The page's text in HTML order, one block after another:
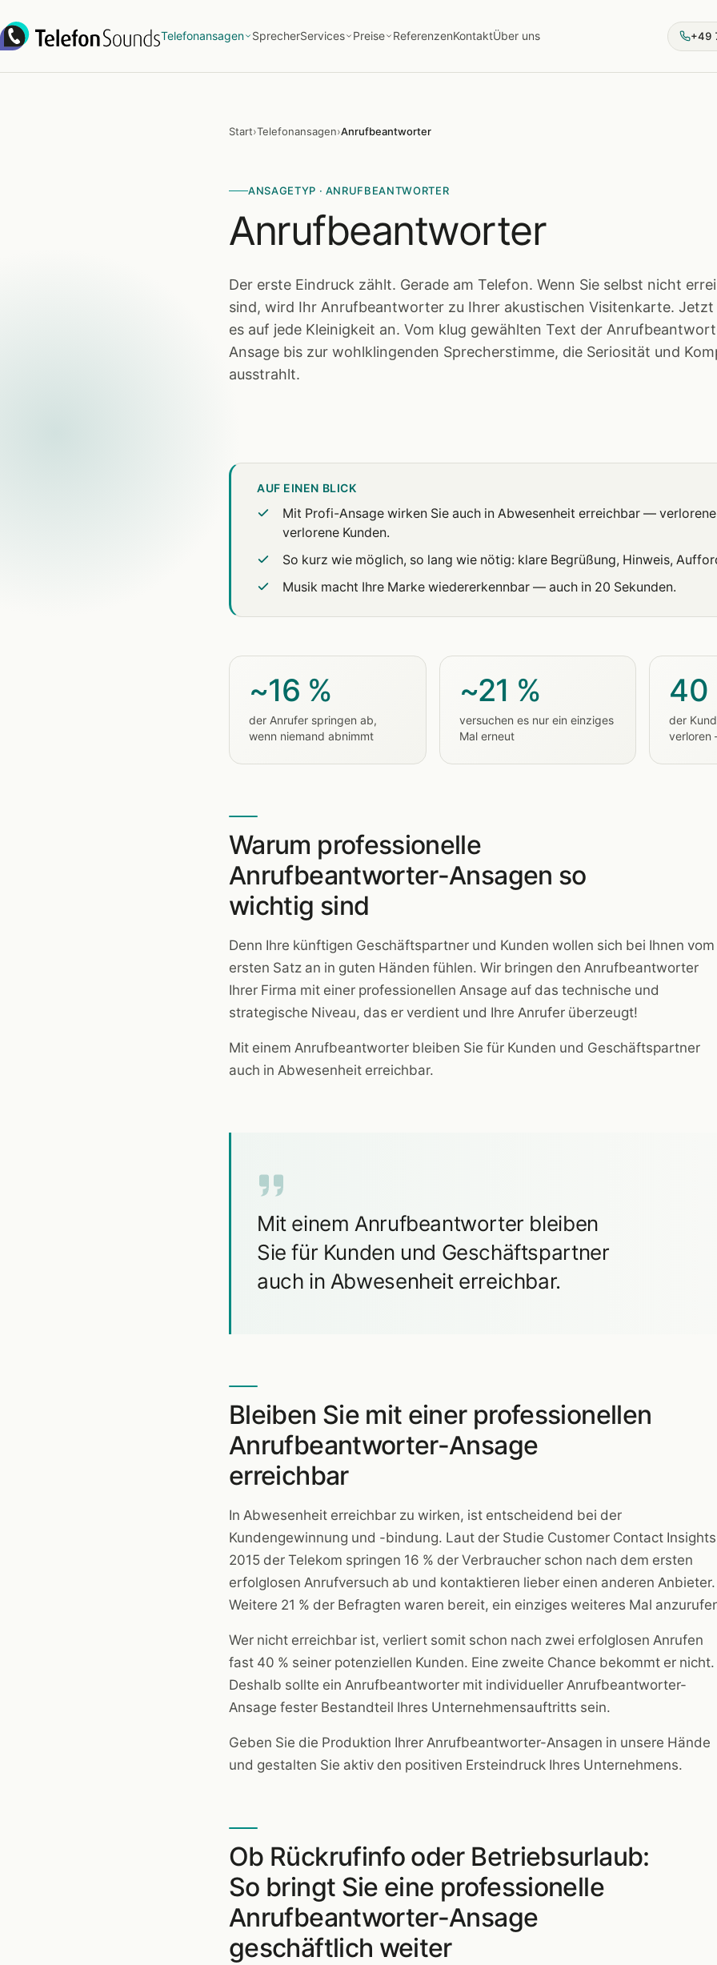
Telefonansagen SprecherServices Preise ReferenzenKontaktÜber uns +49
Start›Telefonansagen›Anrufbeantworter
ANSAGETYP · ANRUFBEANTWORTER
Anrufbeantworter
Der erste Eindruck zählt. Gerade am Telefon. Wenn Sie selbst nicht
sind, wird Ihr Anrufbeantworter zu Ihrer akustischen Visitenkarte.
es auf jede Kleinigkeit an. Vom klug gewählten Text der
Ansage bis zur wohlklingenden Sprecherstimme, die Seriosität und
ausstrahlt.
AUF EINEN BLICK
Mit Profi-Ansage wirken Sie auch in Abwesenheit erreichbar —
verlorene Kunden.
So kurz wie möglich, so lang wie nötig: klare Begrüßung, Hinweis,
Musik macht Ihre Marke wiedererkennbar — auch in 20 Sekunden.
~16 %
der Anrufer springen ab,
wenn niemand abnimmt
~21 %
versuchen es nur ein einziges
Mal erneut
40
der
verloren
Warum professionelle
Anrufbeantworter-Ansagen so
wichtig sind
Denn Ihre künftigen Geschäftspartner und Kunden wollen sich bei Ihnen vom
ersten Satz an in guten Händen fühlen. Wir bringen den Anrufbeantworter
Ihrer Firma mit einer professionellen Ansage auf das technische und
strategische Niveau, das er verdient und Ihre Anrufer überzeugt!
Mit einem Anrufbeantworter bleiben Sie für Kunden und Geschäftspartner
auch in Abwesenheit erreichbar.
Mit einem Anrufbeantworter bleiben
Sie für Kunden und Geschäftspartner
auch in Abwesenheit erreichbar.
Bleiben Sie mit einer professionellen
Anrufbeantworter-Ansage
erreichbar
In Abwesenheit erreichbar zu wirken, ist entscheidend bei der
Kundengewinnung und -bindung. Laut der Studie Customer Contact Insights
2015 der Telekom springen 16 % der Verbraucher schon nach dem ersten
erfolglosen Anrufversuch ab und kontaktieren lieber einen anderen Anbieter.
Weitere 21 % der Befragten waren bereit, ein einziges weiteres Mal
Wer nicht erreichbar ist, verliert somit schon nach zwei erfolglosen Anrufen
fast 40 % seiner potenziellen Kunden. Eine zweite Chance bekommt er nicht.
Deshalb sollte ein Anrufbeantworter mit individueller Anrufbeantworter-
Ansage fester Bestandteil Ihres Unternehmensauftritts sein.
Geben Sie die Produktion Ihrer Anrufbeantworter-Ansagen in unsere Hände
und gestalten Sie aktiv den positiven Ersteindruck Ihres Unternehmens.
Ob Rückrufinfo oder Betriebsurlaub:
So bringt Sie eine professionelle
Anrufbeantworter-Ansage
geschäftlich weiter